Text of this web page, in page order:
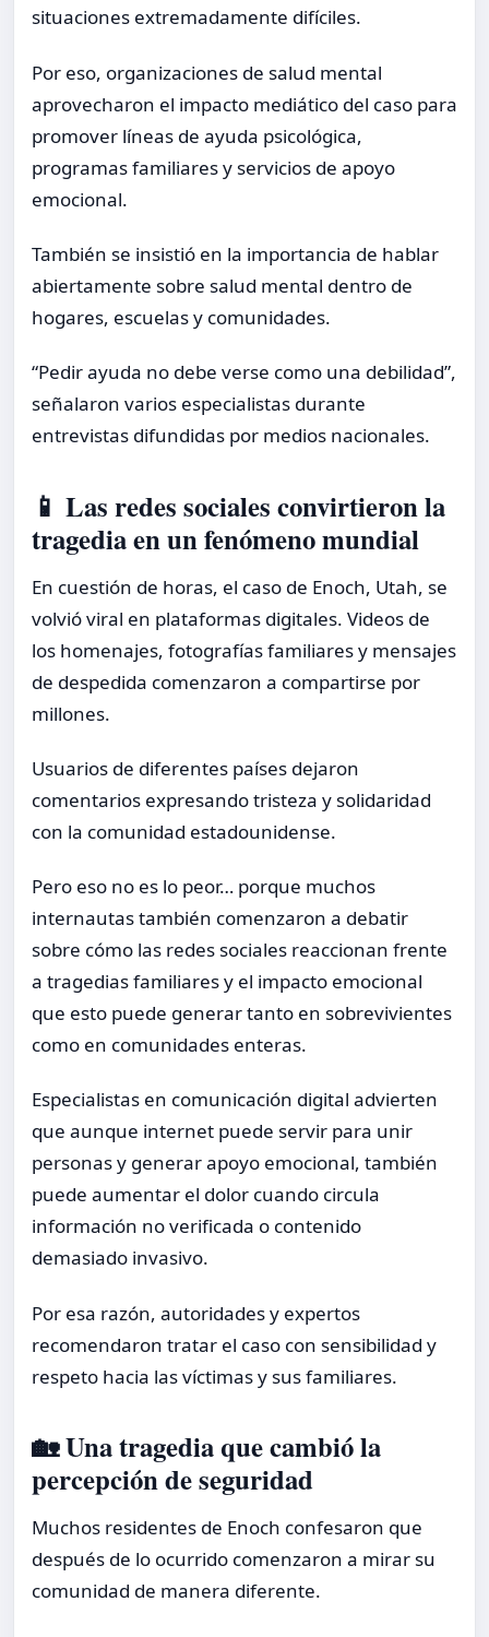
situaciones extremadamente difíciles.
Por eso, organizaciones de salud mental
aprovecharon el impacto mediático del caso para
promover líneas de ayuda psicológica,
programas familiares y servicios de apoyo
emocional.
También se insistió en la importancia de hablar
abiertamente sobre salud mental dentro de
hogares, escuelas y comunidades.
“Pedir ayuda no debe verse como una debilidad”,
señalaron varios especialistas durante
entrevistas difundidas por medios nacionales.
📱 Las redes sociales convirtieron la
tragedia en un fenómeno mundial
En cuestión de horas, el caso de Enoch, Utah, se
volvió viral en plataformas digitales. Videos de
los homenajes, fotografías familiares y mensajes
de despedida comenzaron a compartirse por
millones.
Usuarios de diferentes países dejaron
comentarios expresando tristeza y solidaridad
con la comunidad estadounidense.
Pero eso no es lo peor… porque muchos
internautas también comenzaron a debatir
sobre cómo las redes sociales reaccionan frente
a tragedias familiares y el impacto emocional
que esto puede generar tanto en sobrevivientes
como en comunidades enteras.
Especialistas en comunicación digital advierten
que aunque internet puede servir para unir
personas y generar apoyo emocional, también
puede aumentar el dolor cuando circula
información no verificada o contenido
demasiado invasivo.
Por esa razón, autoridades y expertos
recomendaron tratar el caso con sensibilidad y
respeto hacia las víctimas y sus familiares.
🏡 Una tragedia que cambió la
percepción de seguridad
Muchos residentes de Enoch confesaron que
después de lo ocurrido comenzaron a mirar su
comunidad de manera diferente.